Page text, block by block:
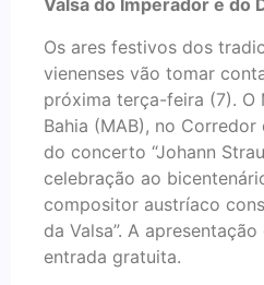
Valsa do Imperador e do
Os ares festivos dos
vienenses vão tomar
próxima terça-feira (7). O
Bahia (MAB), no
do concerto “Johann
celebração ao
compositor austríaco
da Valsa”. A
entrada gratuita.